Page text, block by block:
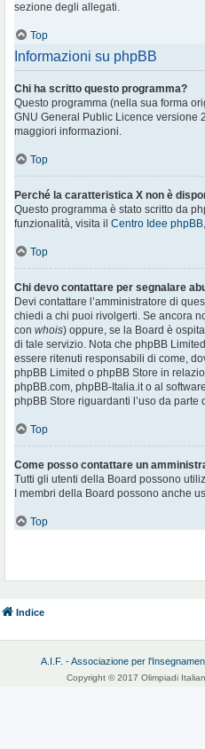
sezione degli allegati.
Top
Informazioni su phpBB
Chi ha scritto questo programma?
Questo programma (nella sua forma
GNU General Public Licence versione
maggiori informazioni.
Top
Perché la caratteristica X non è
Questo programma è stato scritto da
funzionalità, visita il Centro Idee phpBB
Top
Chi devo contattare per segnalare
Devi contattare l’amministratore di
chiedi a chi puoi rivolgerti. Se ancora
con whois) oppure, se la Board è
di tale servizio. Nota che phpBB
essere ritenuti responsabili di come,
phpBB Limited o phpBB Store in
phpBB.com, phpBB-Italia.it o al
phpBB Store riguardanti l’uso da
Top
Come posso contattare un
Tutti gli utenti della Board possono
I membri della Board possono anche
Top
Indice
A.I.F. - Associazione per
Copyright © 2017 Olimpiadi